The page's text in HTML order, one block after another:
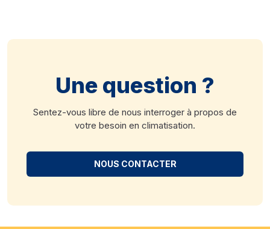
Une question ?
Sentez-vous libre de nous interroger à propos de
votre besoin en climatisation.
NOUS CONTACTER